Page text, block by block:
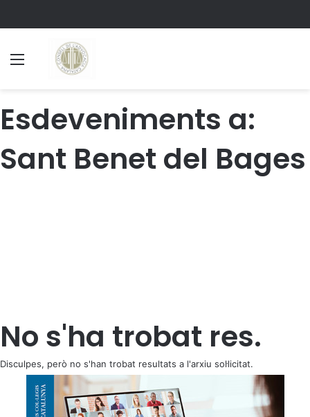
Esdeveniments a:
Sant Benet del Bages
No s'ha trobat res.
Disculpes, però no s'han trobat resultats a l'arxiu sol·licitat.